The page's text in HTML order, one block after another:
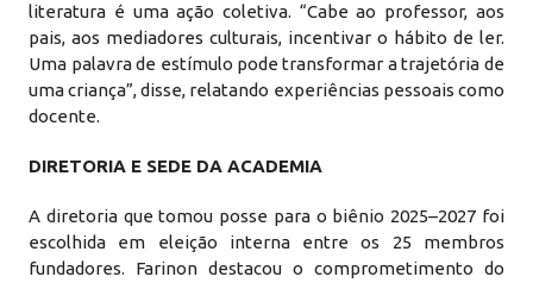
literatura é uma ação coletiva. “Cabe ao professor, aos
pais, aos mediadores culturais, incentivar o hábito de ler.
Uma palavra de estímulo pode transformar a trajetória de
uma criança”, disse, relatando experiências pessoais como
docente.
DIRETORIA E SEDE DA ACADEMIA
A diretoria que tomou posse para o biênio 2025–2027 foi
escolhida em eleição interna entre os 25 membros
fundadores. Farinon destacou o comprometimento do